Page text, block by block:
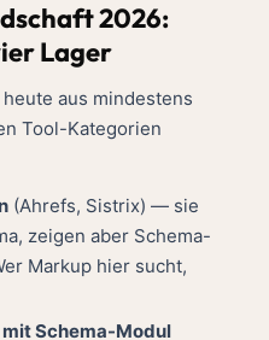
2026:
Lager
aus mindestens
Tool-Kategorien
(Ahrefs, Sistrix) — sie
zeigen aber Schema-
Markup hier sucht,
Schema-Modul